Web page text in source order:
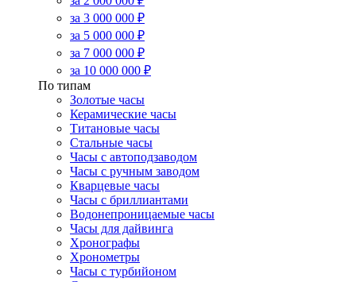
за 3 000 000 ₽
за 5 000 000 ₽
за 7 000 000 ₽
за 10 000 000 ₽
По типам
Золотые часы
Керамические часы
Титановые часы
Стальные часы
Часы с автоподзаводом
Часы с ручным заводом
Кварцевые часы
Часы с бриллиантами
Водонепроницаемые часы
Часы для дайвинга
Хронографы
Хронометры
Часы с турбийоном